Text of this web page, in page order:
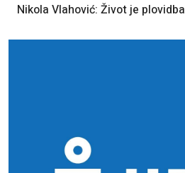
Nikola Vlahović: Život je plovidba